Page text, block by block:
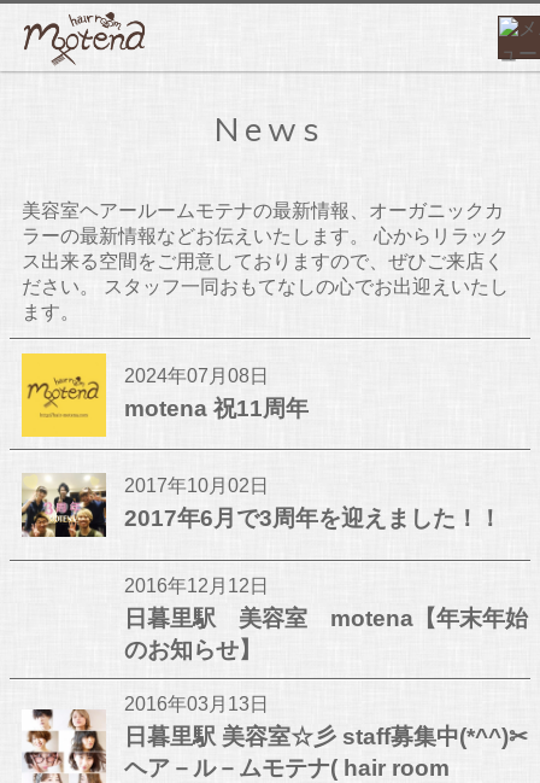
News
美容室ヘアールームモテナの最新情報、オーガニックカ
ラーの最新情報などお伝えいたします。 心からリラック
ス出来る空間をご用意しておりますので、ぜひご来店く
ださい。 スタッフ一同おもてなしの心でお出迎えいたし
ます。
2024年07月08日
motena 祝11周年
2017年10月02日
2017年6月で3周年を迎えました！！
2016年12月12日
日暮里駅 美容室 motena【年末年始
のお知らせ】
2016年03月13日
日暮里駅 美容室☆彡 staff募集中(*^^)✂
ヘア－ル－ムモテナ( hair room